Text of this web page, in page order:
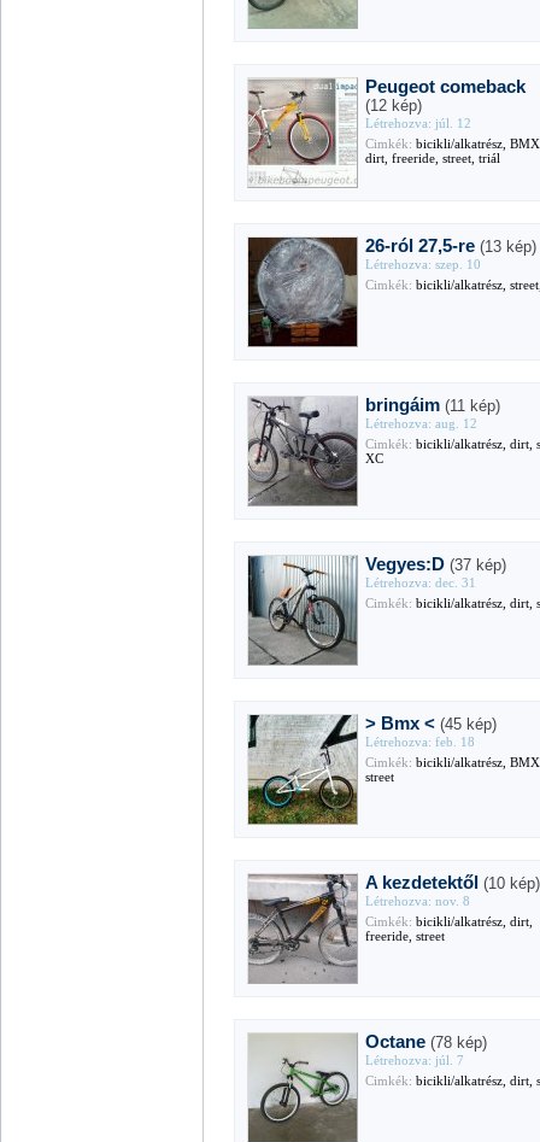
Peugeot comeback
(12 kép)
Létrehozva: júl. 12
Cimkék: bicikli/alkatrész,
dirt, freeride, street, triál
26-ról 27,5-re (13 kép)
Létrehozva: szep. 10
Cimkék: bicikli/alkatrész,
bringáim (11 kép)
Létrehozva: aug. 12
Cimkék: bicikli/alkatrész, dirt,
XC
Vegyes:D (37 kép)
Létrehozva: dec. 31
Cimkék: bicikli/alkatrész, dirt,
> Bmx < (45 kép)
Létrehozva: feb. 18
Cimkék: bicikli/alkatrész,
street
A kezdetektől (10 kép)
Létrehozva: nov. 8
Cimkék: bicikli/alkatrész, dirt,
freeride, street
Octane (78 kép)
Létrehozva: júl. 7
Cimkék: bicikli/alkatrész, dirt,